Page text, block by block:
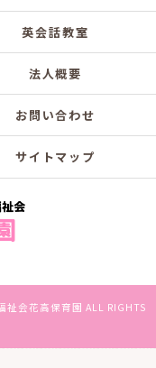
英会話教室
法人概要
お問い合わせ
サイトマップ
会花高保育園 ALL RIGHTS